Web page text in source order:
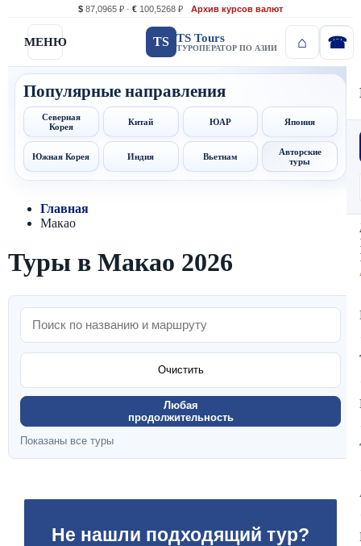
$ 87,0965 ₽ · € 100,5268 ₽ Архив курсов валют
МЕНЮ TS TS Tours
ТУРОПЕРАТОР ПО АЗИИ
Популярные направления
Северная
Корея
Китай ЮАР Япония
Южная Корея Индия Вьетнам
Авторские
туры
Главная
Макао
Туры в Макао 2026
Очистить
Любая
продолжительность
Показаны все туры
Не нашли подходящий тур?